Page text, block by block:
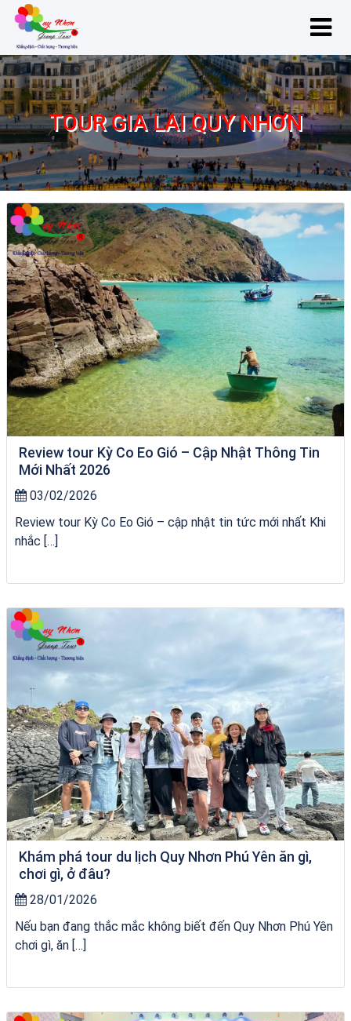
TOUR GIA LAI QUY NHƠN
Tour Gia Lai Quy Nhơn
Review tour Kỳ Co Eo Gió – Cập Nhật Thông Tin
Mới Nhất 2026
03/02/2026
Review tour Kỳ Co Eo Gió – cập nhật tin tức mới nhất Khi
nhắc […]
Khám phá tour du lịch Quy Nhơn Phú Yên ăn gì,
chơi gì, ở đâu?
28/01/2026
Nếu bạn đang thắc mắc không biết đến Quy Nhơn Phú Yên
chơi gì, ăn […]